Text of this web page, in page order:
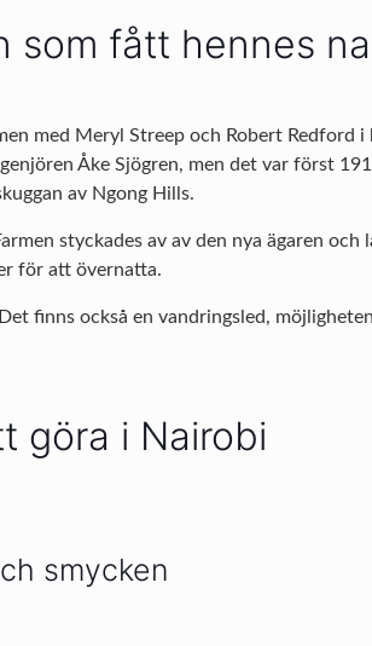
som fått hennes
med Meryl Streep och Robert Redford i
Åke Sjögren, men det var först
av Ngong Hills.
styckades av av den nya ägaren och
för att övernatta.
finns också en vandringsled,
göra i Nairobi
smycken